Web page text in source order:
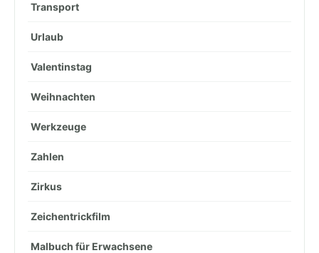
Transport
Urlaub
Valentinstag
Weihnachten
Werkzeuge
Zahlen
Zirkus
Zeichentrickfilm
Malbuch für Erwachsene